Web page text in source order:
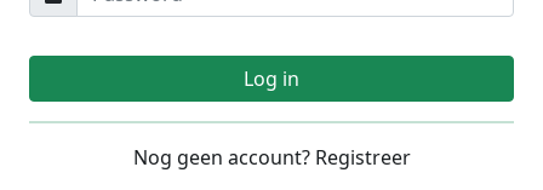
Log in
Nog geen account? Registreer